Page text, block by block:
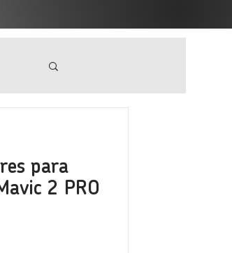
para
2 PRO